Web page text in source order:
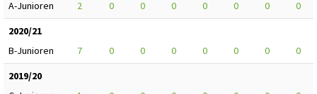
A-Junioren
2 0 0 0 0 0 0
0
2020/21
B-Junioren
7 0 0 0 0 0 0
0
2019/20